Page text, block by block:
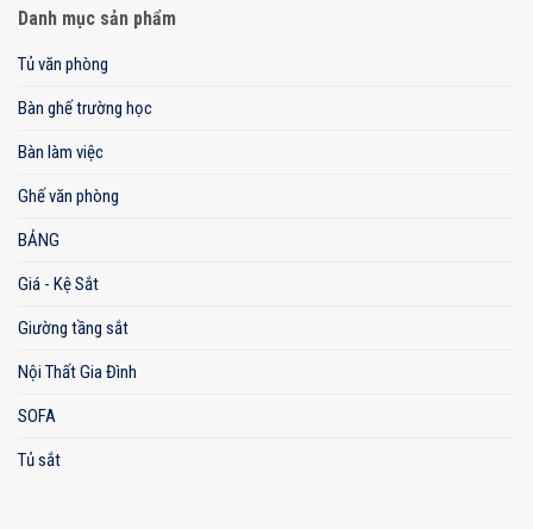
Danh mục sản phẩm
Tủ văn phòng
Bàn ghế trường học
Bàn làm việc
Ghế văn phòng
BẢNG
Giá - Kệ Sắt
Giường tầng sắt
Nội Thất Gia Đình
SOFA
Tủ sắt